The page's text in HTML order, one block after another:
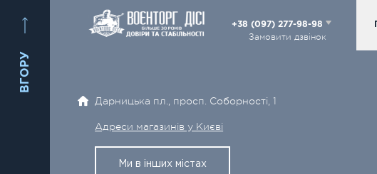
ВГОРУ
+38 (097) 277-98-98
Замовити дзвінок
Дарницька пл., просп. Соборності, 1
Адреси магазинів у Києві
Ми в інших містах